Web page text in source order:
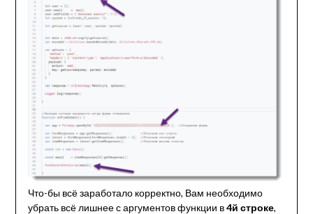
Что-бы всё заработало корректно, Вам необходимо
убрать всё лишнее с аргументов функции в4й строке,